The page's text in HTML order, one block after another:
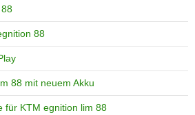
88
88 mit neuem Akku
für KTM egnition lim 88